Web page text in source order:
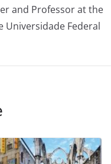
and Professor at the
Universidade Federal